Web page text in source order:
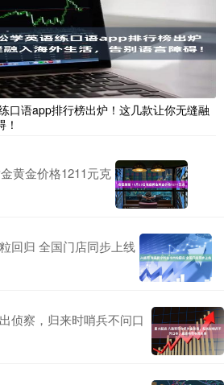
口语app排行榜出炉！这几款让你无缝融
黄金价格1211元克
回归 全国门店同步上线
侦察，归来时哨兵不问口